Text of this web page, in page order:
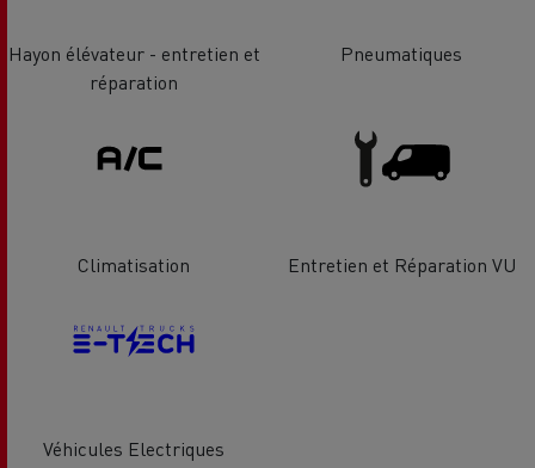
Hayon élévateur - entretien et
réparation
Pneumatiques
Climatisation Entretien et Réparation VU
Véhicules Electriques